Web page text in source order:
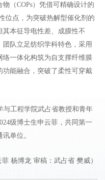
（COPs）凭借可精确设计的
位点，为突破热解型催化剂的
本征导电性差、成膜性不
队立足纺织学科特色，采用
一体化构筑为自支撑纤维膜
能融合，突破了柔性可穿戴
与工程学院武占省教授和青年
级博士生申云菲，共同第一
单位。
菲 杨博龙 审稿：武占省 樊威）